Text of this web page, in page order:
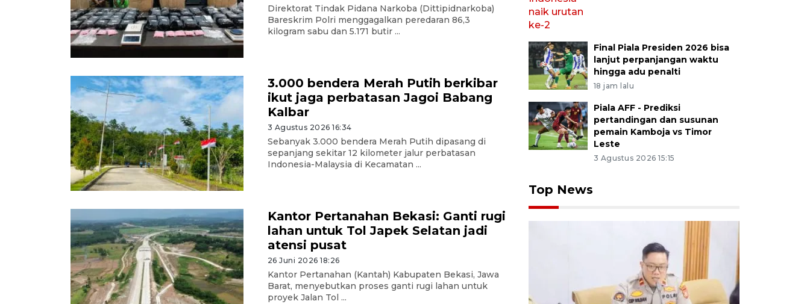
Direktorat Tindak Pidana Narkoba (Dittipidnarkoba)
Bareskrim Polri menggagalkan peredaran 86,3
kilogram sabu dan 5.171 butir ...
3.000 bendera Merah Putih berkibar
ikut jaga perbatasan Jagoi Babang
Kalbar
3 Agustus 2026 16:34
Sebanyak 3.000 bendera Merah Putih dipasang di
sepanjang sekitar 12 kilometer jalur perbatasan
Indonesia-Malaysia di Kecamatan ...
Kantor Pertanahan Bekasi: Ganti rugi
lahan untuk Tol Japek Selatan jadi
atensi pusat
26 Juni 2026 18:26
Kantor Pertanahan (Kantah) Kabupaten Bekasi, Jawa
Barat, menyebutkan proses ganti rugi lahan untuk
proyek Jalan Tol ...
Final Piala Presiden 2026 bisa
lanjut perpanjangan waktu
hingga adu penalti
18 jam lalu
Piala AFF - Prediksi
pertandingan dan susunan
pemain Kamboja vs Timor
Leste
3 Agustus 2026 15:15
Top News